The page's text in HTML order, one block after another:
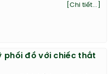
[Chi tiết...]
phối đồ với chiếc thắt